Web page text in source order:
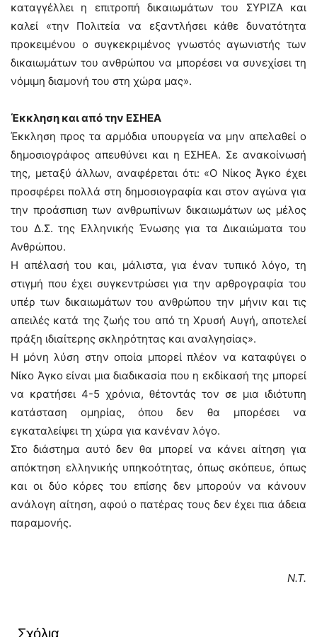
καταγγέλλει η επιτροπή δικαιωμάτων του ΣΥΡΙΖΑ και
καλεί «την Πολιτεία να εξαντλήσει κάθε δυνατότητα
προκειμένου ο συγκεκριμένος γνωστός αγωνιστής των
δικαιωμάτων του ανθρώπου να μπορέσει να συνεχίσει τη
νόμιμη διαμονή του στη χώρα μας».
Έκκληση και από την ΕΣΗΕΑ
Έκκληση προς τα αρμόδια υπουργεία να μην απελαθεί ο
δημοσιογράφος απευθύνει και η ΕΣΗΕΑ. Σε ανακοίνωσή
της, μεταξύ άλλων, αναφέρεται ότι: «Ο Νίκος Άγκο έχει
προσφέρει πολλά στη δημοσιογραφία και στον αγώνα για
την προάσπιση των ανθρωπίνων δικαιωμάτων ως μέλος
του Δ.Σ. της Ελληνικής Ένωσης για τα Δικαιώματα του
Ανθρώπου.
Η απέλασή του και, μάλιστα, για έναν τυπικό λόγο, τη
στιγμή που έχει συγκεντρώσει για την αρθρογραφία του
υπέρ των δικαιωμάτων του ανθρώπου την μήνιν και τις
απειλές κατά της ζωής του από τη Χρυσή Αυγή, αποτελεί
πράξη ιδιαίτερης σκληρότητας και αναλγησίας».
Η μόνη λύση στην οποία μπορεί πλέον να καταφύγει ο
Νίκο Άγκο είναι μια διαδικασία που η εκδίκασή της μπορεί
να κρατήσει 4-5 χρόνια, θέτοντάς τον σε μια ιδιότυπη
κατάσταση ομηρίας, όπου δεν θα μπορέσει να
εγκαταλείψει τη χώρα για κανέναν λόγο.
Στο διάστημα αυτό δεν θα μπορεί να κάνει αίτηση για
απόκτηση ελληνικής υπηκοότητας, όπως σκόπευε, όπως
και οι δύο κόρες του επίσης δεν μπορούν να κάνουν
ανάλογη αίτηση, αφού ο πατέρας τους δεν έχει πια άδεια
παραμονής.
Ν.Τ.
Σχόλια